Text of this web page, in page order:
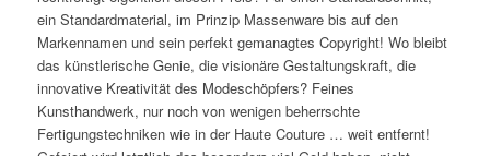
ein Standardmaterial, im Prinzip Massenware bis auf den
Markennamen und sein perfekt gemanagtes Copyright! Wo bleibt
das künstlerische Genie, die visionäre Gestaltungskraft, die
innovative Kreativität des Modeschöpfers? Feines
Kunsthandwerk, nur noch von wenigen beherrschte
Fertigungstechniken wie in der Haute Couture … weit entfernt!